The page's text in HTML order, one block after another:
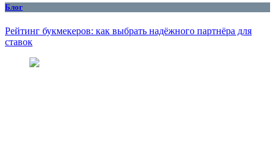
Блог
Рейтинг букмекеров: как выбрать надёжного партнёра для
ставок